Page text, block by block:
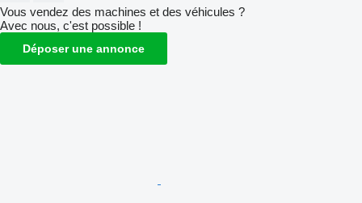
Vous vendez des machines et des véhicules ?
Avec nous, c'est possible !
Déposer une annonce